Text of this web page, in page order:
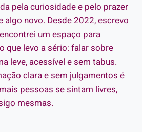
pela curiosidade e pelo prazer
algo novo. Desde 2022, escrevo
um espaço para
que levo a sério: falar sobre
leve, acessível e sem tabus.
clara e sem julgamentos é
pessoas se sintam livres,
mesmas.